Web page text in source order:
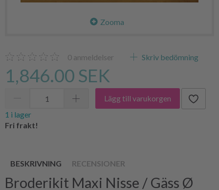
Zooma
0 anmeldelser Skriv bedömning
1,846.00 SEK
Lägg till varukorgen
1 i lager
Fri frakt!
BESKRIVNING RECENSIONER
Broderikit Maxi Nisse / Gäss Ø